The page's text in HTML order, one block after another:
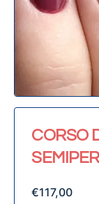
CORSO
€117,00